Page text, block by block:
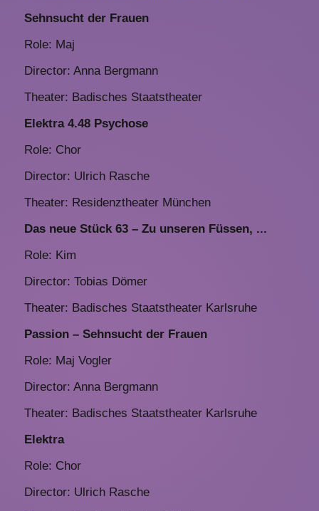
Sehnsucht der Frauen
Role: Maj
Director: Anna Bergmann
Theater: Badisches Staatstheater
Elektra 4.48 Psychose
Role: Chor
Director: Ulrich Rasche
Theater: Residenztheater München
Das neue Stück 63 – Zu unseren Füssen, ...
Role: Kim
Director: Tobias Dömer
Theater: Badisches Staatstheater Karlsruhe
Passion – Sehnsucht der Frauen
Role: Maj Vogler
Director: Anna Bergmann
Theater: Badisches Staatstheater Karlsruhe
Elektra
Role: Chor
Director: Ulrich Rasche